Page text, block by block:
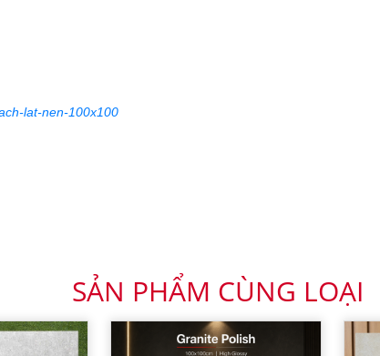
lat-nen-100x100
SẢN PHẨM CÙNG LOẠI